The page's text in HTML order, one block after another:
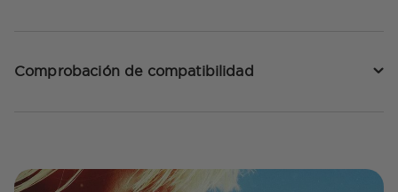
Comprobación de compatibilidad